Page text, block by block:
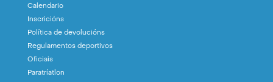
Calendario
Inscricións
Política de devolucións
Regulamentos deportivos
Oficiais
Paratríatlon